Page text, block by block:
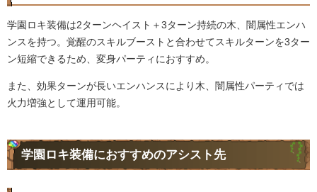
学園ロキ装備は2ターンヘイスト＋3ターン持続の木、闇属性エンハ
ンスを持つ。覚醒のスキルブーストと合わせてスキルターンを3ター
ン短縮できるため、変身パーティにおすすめ。
また、効果ターンが長いエンハンスにより木、闇属性パーティでは
火力増強として運用可能。
学園ロキ装備におすすめのアシスト先